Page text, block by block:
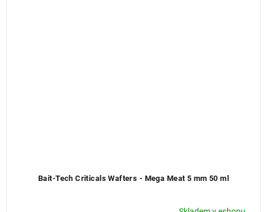
Bait-Tech Criticals Wafters - Mega Meat 5 mm 50 ml